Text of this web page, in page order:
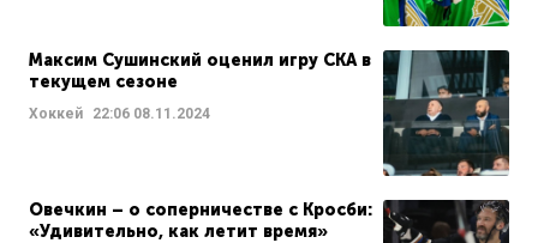
Максим Сушинский оценил игру СКА в
текущем сезоне
Хоккей 22:06 08.11.2024
Овечкин – о соперничестве с Кросби:
«Удивительно, как летит время»